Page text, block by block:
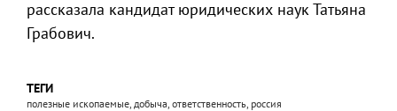
рассказала кандидат юридических наук Татьяна
Грабович.
ТЕГИ
полезные ископаемые, добыча, ответственность, россия